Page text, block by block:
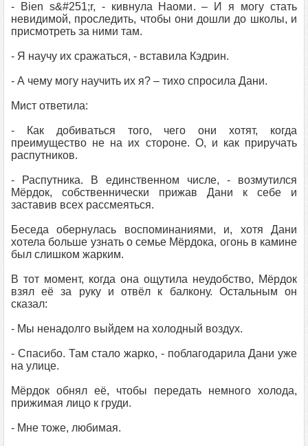
- Bien s&#251;r, - кивнула Наоми. – И я могу стать
невидимой, проследить, чтобы они дошли до школы, и
присмотреть за ними там.
- Я научу их сражаться, - вставила Кэдрин.
- А чему могу научить их я? – тихо спросила Дани.
Мист ответила:
- Как добиваться того, чего они хотят, когда
преимущество не на их стороне. О, и как приручать
распутников.
- Распутника. В единственном числе, - возмутился
Мёрдок, собственнически прижав Дани к себе и
заставив всех рассмеяться.
Беседа обернулась воспоминаниями, и, хотя Дани
хотела больше узнать о семье Мёрдока, огонь в камине
был слишком жарким.
В тот момент, когда она ощутила неудобство, Мёрдок
взял её за руку и отвёл к балкону. Остальным он
сказал:
- Мы ненадолго выйдем на холодный воздух.
- Спасибо. Там стало жарко, - поблагодарила Дани уже
на улице.
Мёрдок обнял её, чтобы передать немного холода,
прижимая лицо к груди.
- Мне тоже, любимая.